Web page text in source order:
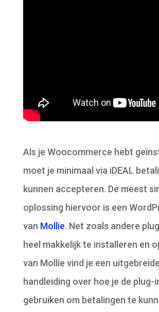
Als je Woocommerce hebt
moet je minimaal via iDEAL
kunnen accepteren. De meest
oplossing hiervoor is een
van Mollie. Net zoals andere
heel makkelijk te installeren en
van Mollie vind je een uitgebreide
handleiding over hoe je de plug-
gebruiken om betalingen te